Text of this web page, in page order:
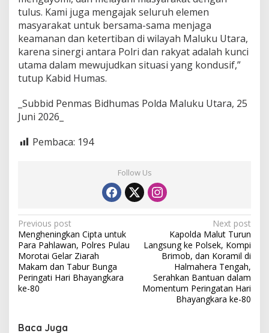
tulus. Kami juga mengajak seluruh elemen
masyarakat untuk bersama-sama menjaga
keamanan dan ketertiban di wilayah Maluku Utara,
karena sinergi antara Polri dan rakyat adalah kunci
utama dalam mewujudkan situasi yang kondusif,”
tutup Kabid Humas.
_Subbid Penmas Bidhumas Polda Maluku Utara, 25
Juni 2026_
Pembaca: 194
Follow Us
P
o
s
t
n
v
Previous post
Mengheningkan Cipta untuk
Para Pahlawan, Polres Pulau
Morotai Gelar Ziarah
Makam dan Tabur Bunga
Peringati Hari Bhayangkara
ke-80
Next post
Kapolda Malut Turun
Langsung ke Polsek, Kompi
Brimob, dan Koramil di
Halmahera Tengah,
Serahkan Bantuan dalam
Momentum Peringatan Hari
Bhayangkara ke-80
Baca Juga